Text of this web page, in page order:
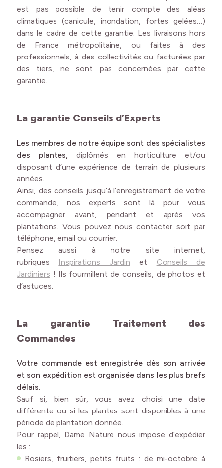
est pas possible de tenir compte des aléas
climatiques (canicule, inondation, fortes gelées…)
dans le cadre de cette garantie. Les livraisons hors
de France métropolitaine, ou faites à des
professionnels, à des collectivités ou facturées par
des tiers, ne sont pas concernées par cette
garantie.
La garantie Conseils d’Experts
Les membres de notre équipe sont des spécialistes
des plantes, diplômés en horticulture et/ou
disposant d’une expérience de terrain de plusieurs
années.
Ainsi, des conseils jusqu’à l’enregistrement de votre
commande, nos experts sont là pour vous
accompagner avant, pendant et après vos
plantations. Vous pouvez nous contacter soit par
téléphone, email ou courrier.
Pensez aussi à notre site internet,
rubriques Inspirations Jardin et Conseils de
Jardiniers ! Ils fourmillent de conseils, de photos et
d’astuces.
La garantie Traitement des
Commandes
Votre commande est enregistrée dès son arrivée
et son expédition est organisée dans les plus brefs
délais.
Sauf si, bien sûr, vous avez choisi une date
différente ou si les plantes sont disponibles à une
période de plantation donnée.
Pour rappel, Dame Nature nous impose d’expédier
les :
Rosiers, fruitiers, petits fruits : de mi-octobre à